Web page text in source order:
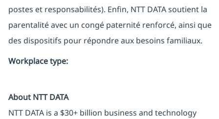
postes et responsabilités). Enfin, NTT DATA soutient la
parentalité avec un congé paternité renforcé, ainsi que
des dispositifs pour répondre aux besoins familiaux.
Workplace type:
About NTT DATA
NTT DATA is a $30+ billion business and technology